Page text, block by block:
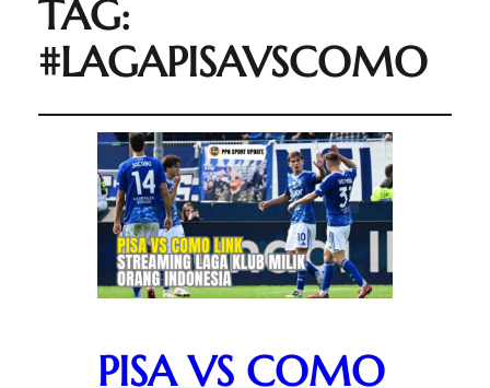
TAG:
#LAGAPISAVSCOMO
PISA VS COMO